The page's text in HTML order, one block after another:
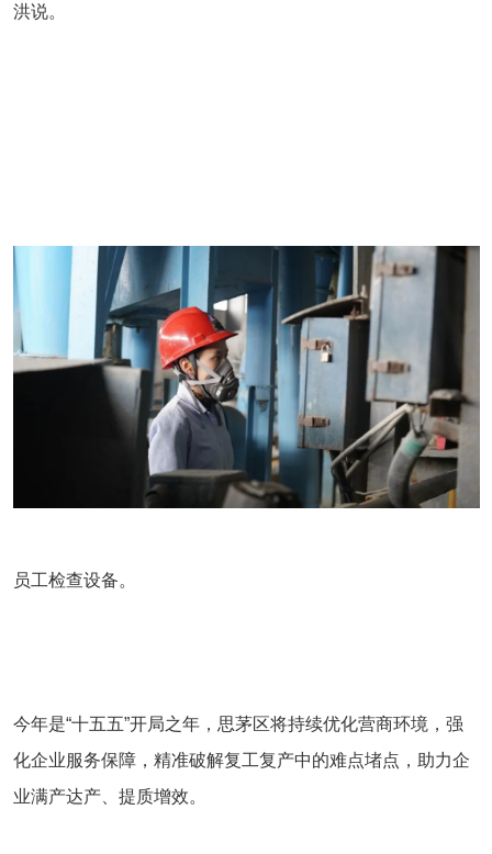
洪说。
员工检查设备。
今年是“十五五”开局之年，思茅区将持续优化营商环境，强
化企业服务保障，精准破解复工复产中的难点堵点，助力企
业满产达产、提质增效。